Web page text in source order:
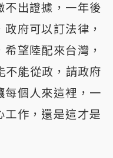
不出證據，一年後
府可以訂法律，
望陸配來台灣，
不能從政，請政府
每個人來這裡，一
作，還是這才是